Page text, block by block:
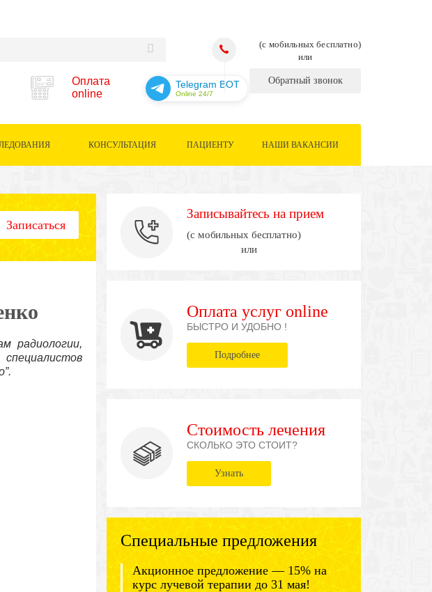
(с мобильных бесплатно)
или
Обратный звонок
Оплата
online
Telegram BOT
Online 24/7
КОНСУЛЬТАЦИЯ ПАЦИЕНТУ НАШИ ВАКАНСИИ
Записаться
радиологии,
Записывайтесь на прием
(с мобильных бесплатно)
или
Оплата услуг online
БЫСТРО И УДОБНО !
Подробнее
Стоимость лечения
СКОЛЬКО ЭТО СТОИТ?
Узнать
Специальные предложения
Акционное предложение — 15% на
курс лучевой терапии до 31 мая!